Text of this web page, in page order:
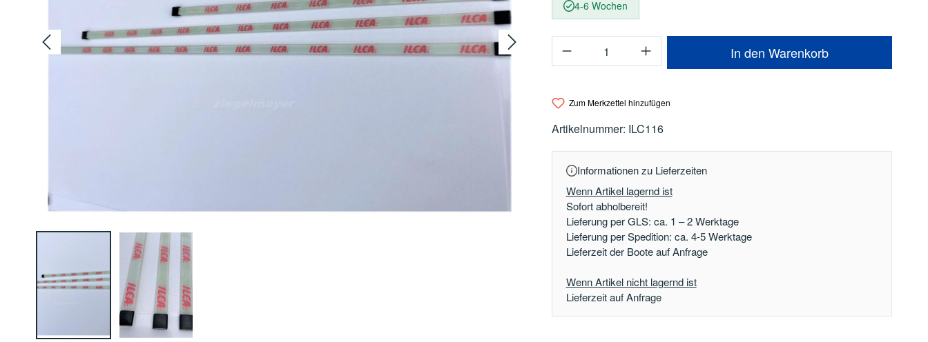
4-6 Wochen
Produkt Anzahl: Gib den gewünschten Wert ein
In den Warenkorb
Zum Merkzettel hinzufügen
Artikelnummer: ILC116
Informationen zu Lieferzeiten
Wenn Artikel lagernd ist
Sofort abholbereit!
Lieferung per GLS: ca. 1 – 2 Werktage
Lieferung per Spedition: ca. 4-5 Werktage
Lieferzeit der Boote auf Anfrage
Wenn Artikel nicht lagernd ist
Lieferzeit auf Anfrage